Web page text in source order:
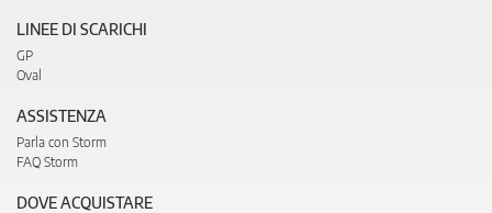
LINEE DI SCARICHI
GP
Oval
ASSISTENZA
Parla con Storm
FAQ Storm
DOVE ACQUISTARE